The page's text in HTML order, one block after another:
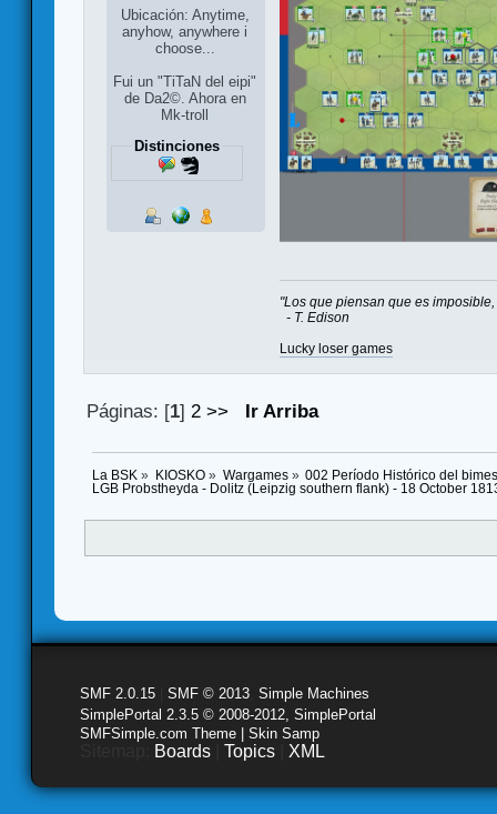
Ubicación: Anytime,
anyhow, anywhere i
choose...
Fui un "TiTaN del eipi"
de Da2©. Ahora en
Mk-troll
Distinciones
"Los que piensan que es
- T. Edison
Lucky loser games
Páginas: [1] 2 >> Ir Arriba
La BSK » KIOSKO» Wargames» 002 Período Histórico del
LGB Probstheyda - Dolitz (Leipzig southern flank) - 18 October
SMF 2.0.15 SMF © 2013 Simple Machines
SimplePortal 2.3.5 © 2008-2012, SimplePortal
SMFSimple.com Theme | Skin Samp
Boards Topics XML